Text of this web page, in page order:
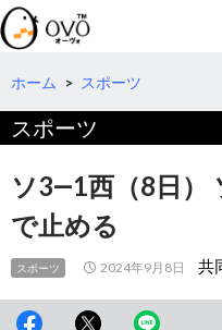
検
索
コ
テ
へ
ホーム > スポーツ
スポーツ
ソ3―1西（8日）
で止める
スポーツ 2024年9月8日 共